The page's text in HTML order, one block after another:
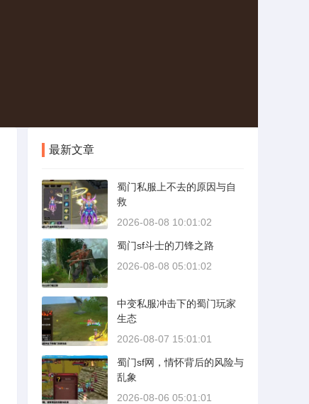
最新文章
蜀门私服上不去的原因与自
救
2026-08-08 10:01:02
蜀门sf斗士的刀锋之路
2026-08-08 05:01:02
中变私服冲击下的蜀门玩家
生态
2026-08-07 15:01:01
蜀门sf网，情怀背后的风险与
乱象
2026-08-06 05:01:01